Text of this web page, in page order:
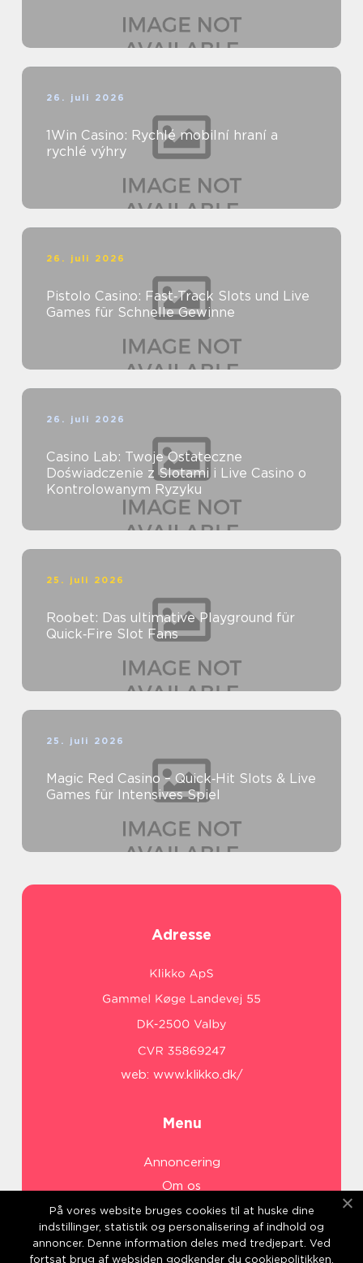
26. juli 2026
1Win Casino: Rychlé mobilní hraní a
rychlé výhry
26. juli 2026
Pistolo Casino: Fast‑Track Slots und Live
Games für Schnelle Gewinne
26. juli 2026
Casino Lab: Twoje Ostateczne
Doświadczenie z Slotami i Live Casino o
Kontrolowanym Ryzyku
25. juli 2026
Roobet: Das ultimative Playground für
Quick‑Fire Slot Fans
25. juli 2026
Magic Red Casino – Quick‑Hit Slots & Live
Games für Intensives Spiel
Adresse
web: www.klikko.dk/
Menu
Annoncering
Om os
Cookies
Kontakt os
Sitemap
På vores website bruges cookies til at huske dine
indstillinger, statistik og personalisering af indhold og
annoncer. Denne information deles med tredjepart. Ved
fortsat brug af websiden godkender du cookiepolitikken.